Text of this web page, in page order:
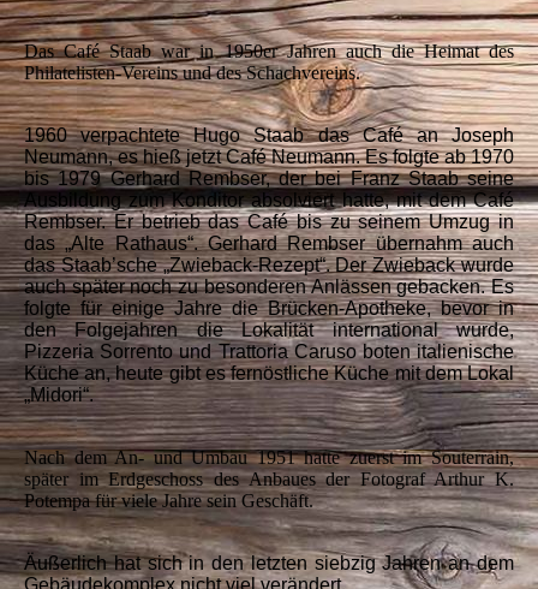
Das Café Staab war in 1950er Jahren auch die Heimat des
Philatelisten-Vereins und des Schachvereins.
1960 verpachtete Hugo Staab das Café an Joseph
Neumann, es hieß jetzt Café Neumann. Es folgte ab 1970
bis 1979 Gerhard Rembser, der bei Franz Staab seine
Ausbildung zum Konditor absolviert hatte, mit dem Café
Rembser. Er betrieb das Café bis zu seinem Umzug in
das „Alte Rathaus“. Gerhard Rembser übernahm auch
das Staab’sche „Zwieback-Rezept“. Der Zwieback wurde
auch später noch zu besonderen Anlässen gebacken. Es
folgte für einige Jahre die Brücken-Apotheke, bevor in
den Folgejahren die Lokalität international wurde,
Pizzeria Sorrento und Trattoria Caruso boten italienische
Küche an, heute gibt es fernöstliche Küche mit dem Lokal
„Midori“.
Nach dem An- und Umbau 1951 hatte zuerst im Souterrain,
später im Erdgeschoss des Anbaues der Fotograf Arthur K.
Potempa für viele Jahre sein Geschäft.
Äußerlich hat sich in den letzten siebzig Jahren an dem
Gebäudekomplex nicht viel verändert.